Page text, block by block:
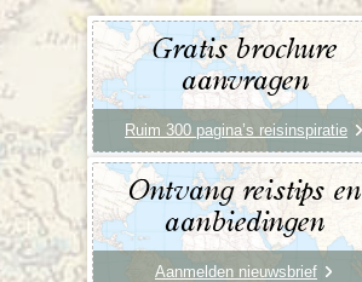
Gratis brochure
aanvragen
Ruim 300 pagina’s reisinspiratie
Ontvang reistips en
aanbiedingen
Aanmelden nieuwsbrief